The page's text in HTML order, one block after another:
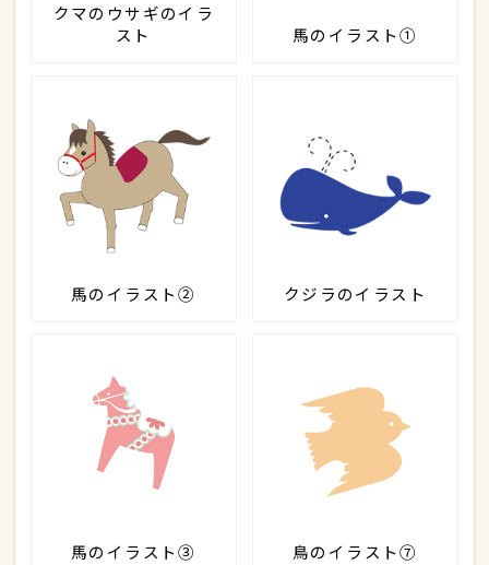
クマのウサギのイラ
スト
馬のイラスト①
馬のイラスト② クジラのイラスト
馬のイラスト③ 鳥のイラスト⑦